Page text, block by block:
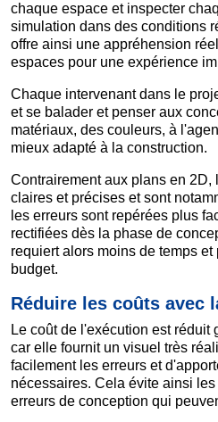
chaque espace et inspecter
simulation dans des conditions
offre ainsi une appréhension
espaces pour une expérience
Chaque intervenant dans le
et se balader et penser aux
matériaux, des couleurs, à
mieux adapté à la construction.
Contrairement aux plans en 2D,
claires et précises et sont
les erreurs sont repérées plus
rectifiées dès la phase de
requiert alors moins de temps
budget.
Réduire les coûts avec
Le coût de l'exécution est réduit
car elle fournit un visuel très
facilement les erreurs et
nécessaires. Cela évite ainsi
erreurs de conception qui